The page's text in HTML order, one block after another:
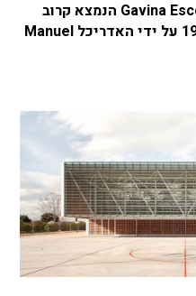
הנמצא קרוב
Manuel